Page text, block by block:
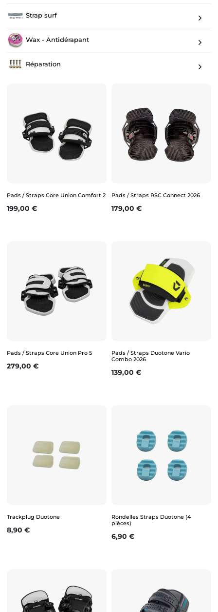
Strap surf
Wax - Antidérapant
Réparation
Pads / Straps Core Union Comfort 2
Prix
199,00 €
Pads / Straps RSC Connect 2026
Prix
179,00 €
Pads / Straps Core Union Pro 5
Prix
279,00 €
Pads / Straps Duotone Vario
Combo 2026
Prix
139,00 €
Trackplug Duotone
Prix
8,90 €
Rondelles Straps Duotone (4
pièces)
Prix
6,90 €